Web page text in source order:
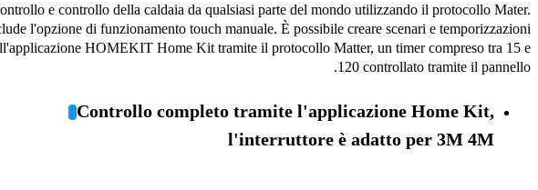
e controllo della caldaia da qualsiasi parte del mondo utilizzando il protocollo Mater.
l'opzione di funzionamento touch manuale. È possibile creare scenari e temporizzazioni
HOMEKIT Home Kit tramite il protocollo Matter, un timer compreso tra 15 e
120 controllato tramite il pannello.
Controllo completo tramite l'applicazione Home Kit,
l'interruttore è adatto per 3M 4M